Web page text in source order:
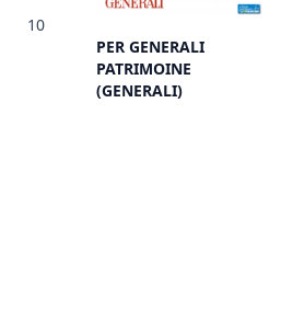
10
PER GENERALI
PATRIMOINE
(GENERALI)